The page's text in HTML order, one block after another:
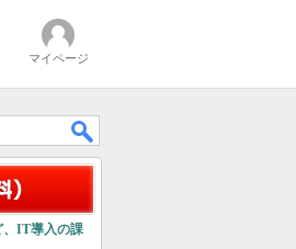
マイページ
、IT導入の課